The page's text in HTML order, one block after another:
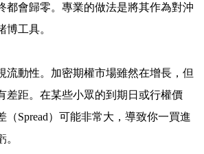
都會歸零。專業的做法是將其作為對沖
博工具。
流動性。加密期權市場雖然在增長，但
差距。在某些小眾的到期日或行權價
（Spread）可能非常大，導致你一買進